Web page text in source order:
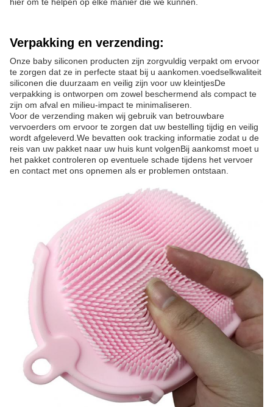
Verpakking en verzending:
Onze baby siliconen producten zijn zorgvuldig verpakt om ervoor
te zorgen dat ze in perfecte staat bij u aankomen.voedselkwaliteit
siliconen die duurzaam en veilig zijn voor uw kleintjesDe
verpakking is ontworpen om zowel beschermend als compact te
zijn om afval en milieu-impact te minimaliseren.
Voor de verzending maken wij gebruik van betrouwbare
vervoerders om ervoor te zorgen dat uw bestelling tijdig en veilig
wordt afgeleverd.We bevatten ook tracking informatie zodat u de
reis van uw pakket naar uw huis kunt volgenBij aankomst moet u
het pakket controleren op eventuele schade tijdens het vervoer
en contact met ons opnemen als er problemen ontstaan.